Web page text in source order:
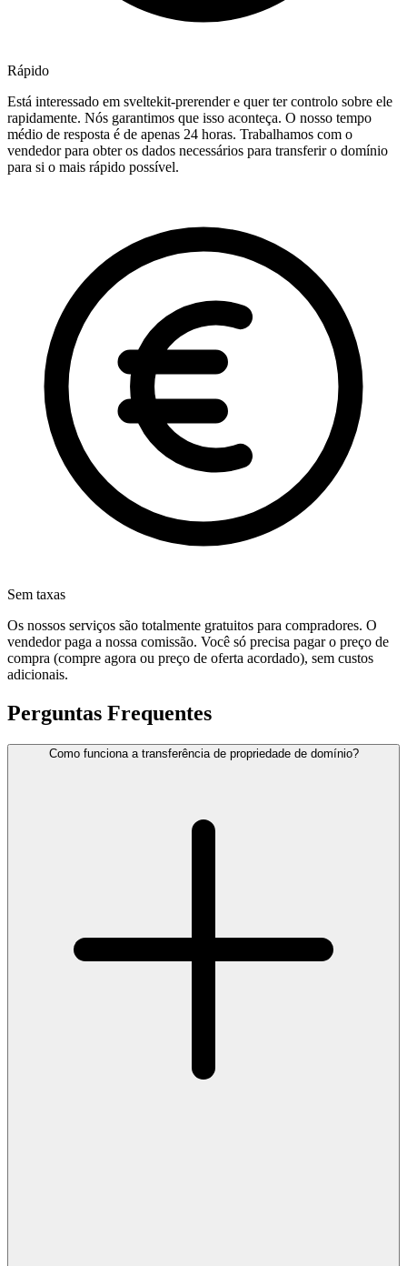
Rápido
Está interessado em sveltekit-prerender e quer ter controlo sobre ele
rapidamente. Nós garantimos que isso aconteça. O nosso tempo
médio de resposta é de apenas 24 horas. Trabalhamos com o
vendedor para obter os dados necessários para transferir o domínio
para si o mais rápido possível.
Sem taxas
Os nossos serviços são totalmente gratuitos para compradores. O
vendedor paga a nossa comissão. Você só precisa pagar o preço de
compra (compre agora ou preço de oferta acordado), sem custos
adicionais.
Perguntas Frequentes
Como funciona a transferência de propriedade de domínio?